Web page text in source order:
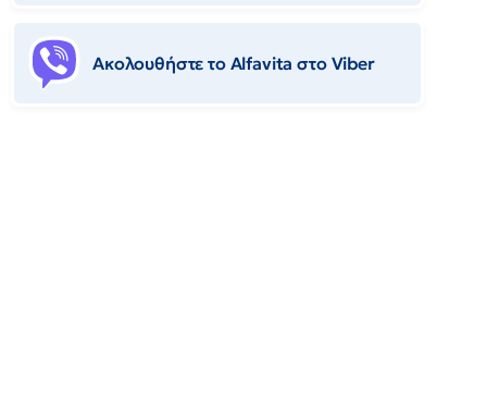
Ακολουθήστε το Αlfavita στο Viber